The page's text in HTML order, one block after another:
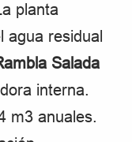
planta
residual
Salada
interna.
m3 anuales.